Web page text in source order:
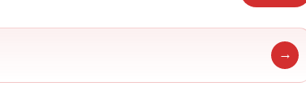
→